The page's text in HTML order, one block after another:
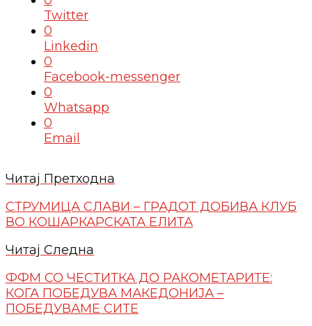
Twitter
0
Linkedin
0
Facebook-messenger
0
Whatsapp
0
Email
Читај Претходна
СТРУМИЦА СЛАВИ – ГРАДОТ ДОБИВА КЛУБ
ВО КОШАРКАРСКАТА ЕЛИТА
Читај Следна
ФФМ СО ЧЕСТИТКА ДО РАКОМЕТАРИТЕ:
КОГА ПОБЕДУВА МАКЕДОНИЈА –
ПОБЕДУВАМЕ СИТЕ